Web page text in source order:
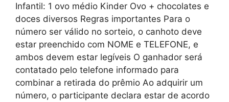
Infantil: 1 ovo médio Kinder Ovo + chocolates e
doces diversos Regras importantes Para o
número ser válido no sorteio, o canhoto deve
estar preenchido com NOME e TELEFONE, e
ambos devem estar legíveis O ganhador será
contatado pelo telefone informado para
combinar a retirada do prêmio Ao adquirir um
número, o participante declara estar de acordo